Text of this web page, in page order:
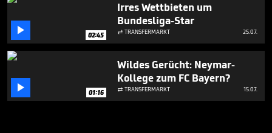
 02:45
Irres Wettbieten um
Bundesliga-Star
 TRANSFERMARKT 25.07.
 01:16
Wildes Gerücht: Neymar-
Kollege zum FC Bayern?
 TRANSFERMARKT 15.07.